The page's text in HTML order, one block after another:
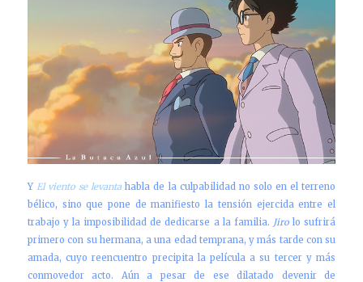
Y El viento se levanta habla de la culpabilidad no solo en el terreno
bélico, sino que pone de manifiesto la tensión ejercida entre el
trabajo y la imposibilidad de dedicarse a la familia. Jirolo sufrirá
primero con su hermana, a una edad temprana, y más tarde con su
amada, cuyo reencuentro precipita la película a su tercer y más
conmovedor acto. Aún a pesar de ese dilatado devenir de